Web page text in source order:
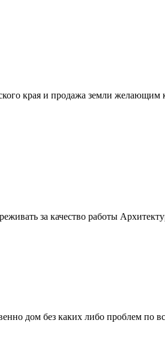
края и продажа земли желающим
за качество работы
дом без каких либо проблем по